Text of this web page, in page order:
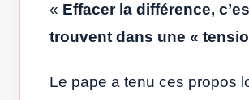
« Effacer la différence,
trouvent dans une «
Le pape a tenu ces propos